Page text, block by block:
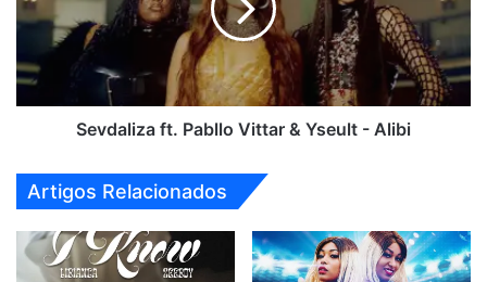
Yseult
-
Alibi
Sevdaliza ft. Pabllo Vittar & Yseult - Alibi
Artigos Relacionados